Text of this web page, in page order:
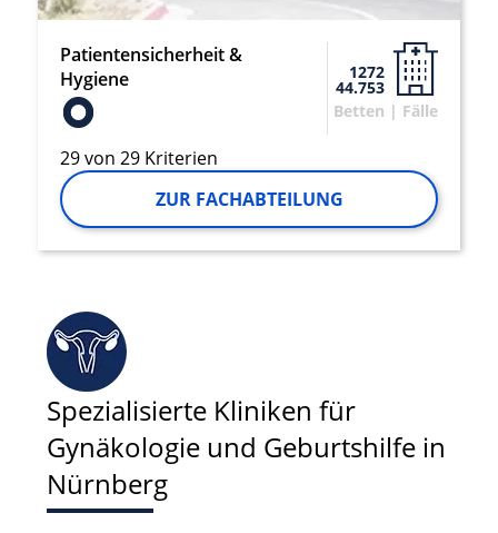
Patientensicherheit &
Hygiene
29 von 29 Kriterien
1272
44.753
Betten | Fälle
ZUR FACHABTEILUNG
Spezialisierte Kliniken für
Gynäkologie und Geburtshilfe in
Nürnberg